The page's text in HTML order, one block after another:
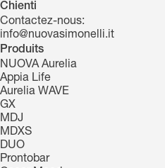
Chienti
Contactez-nous:
info@nuovasimonelli.it
Produits
NUOVA Aurelia
Appia Life
Aurelia WAVE
GX
MDJ
MDXS
DUO
Prontobar